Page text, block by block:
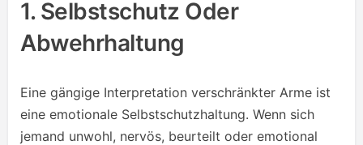
1. Selbstschutz Oder
Abwehrhaltung
Eine gängige Interpretation verschränkter Arme ist
eine emotionale Selbstschutzhaltung. Wenn sich
jemand unwohl, nervös, beurteilt oder emotional